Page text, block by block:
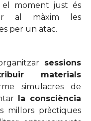
moment just és
al màxim les
per un atac.
sessions
materials
simulacres de
la consciència
millors pràctiques